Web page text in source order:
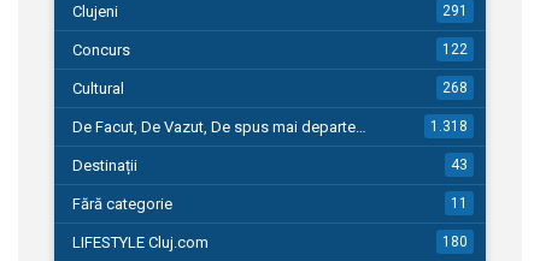
Clujeni 291
Concurs 122
Cultural 268
De Facut, De Vazut, De spus mai departe… 1.318
Destinații 43
Fără categorie 11
LIFESTYLE Cluj.com 180